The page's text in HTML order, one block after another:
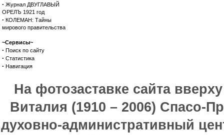
· Журнал ДВУГЛАВЫЙ
ОРЕЛЪ 1921 год
· КОЛЕМАН: Тайны
мирового правительства
~Сервисы~
· Поиск по сайту
· Статистика
· Навигация
На фотозаставке сайта
Виталия (1910 – 2006) Спасо-
духовно-административный